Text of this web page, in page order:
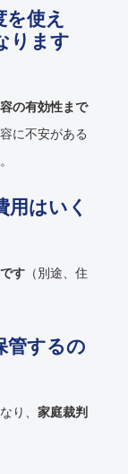
使え
ります
の有効性まで
に不安がある
。
用はいく
す（別途、住
管するの
り、 家庭裁判